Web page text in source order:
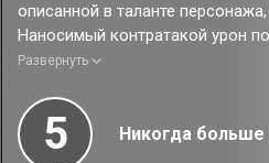
описанной в таланте
Наносимый контратакой урон
защиты Март 7.
Развернуть
5 Никогда больше